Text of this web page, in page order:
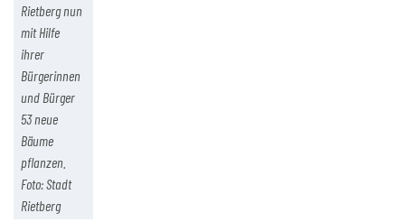
Rietberg nun
mit Hilfe
ihrer
Bürgerinnen
und Bürger
53 neue
Bäume
pflanzen.
Foto: Stadt
Rietberg